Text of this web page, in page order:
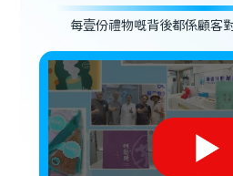
每壹份禮物嘅背後都係顧客